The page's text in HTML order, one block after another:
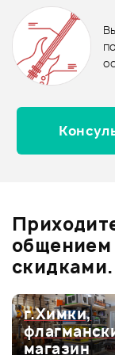
Рейтинг
Страна
ГЕРМАНИЯ
Оценка5
Оценка4
Оценка1
Мой отзыв
общением
скидками.
г.Химки,
магазин